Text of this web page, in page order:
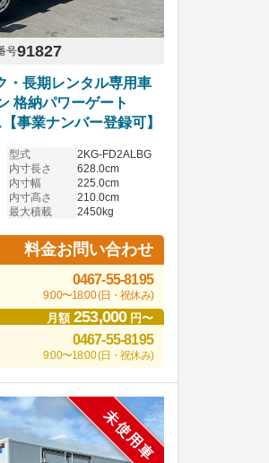
号91827
・長期レンタル専用車
格納パワーゲート
事業ナンバー登録可】
型式
2KG-FD2ALBG
内寸長さ
628.0cm
内寸幅
225.0cm
内寸高さ
210.0cm
最大積載
2450kg
料金お問い合わせ
0467-55-8195
9:00〜18:00 (日・祝休み)
月額253,000円〜
0467-55-8195
9:00〜18:00 (日・祝休み)
未使用車